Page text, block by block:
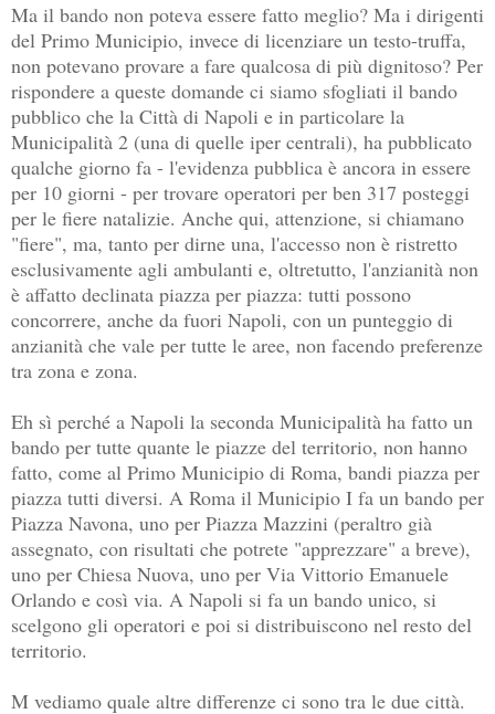
Ma il bando non poteva essere fatto meglio? Ma i dirigenti
del Primo Municipio, invece di licenziare un testo-truffa,
non potevano provare a fare qualcosa di più dignitoso? Per
rispondere a queste domande ci siamo sfogliati il bando
pubblico che la Città di Napoli e in particolare la
Municipalità 2 (una di quelle iper centrali), ha pubblicato
qualche giorno fa - l'evidenza pubblica è ancora in essere
per 10 giorni - per trovare operatori per ben 317 posteggi
per le fiere natalizie. Anche qui, attenzione, si chiamano
"fiere", ma, tanto per dirne una, l'accesso non è ristretto
esclusivamente agli ambulanti e, oltretutto, l'anzianità non
è affatto declinata piazza per piazza: tutti possono
concorrere, anche da fuori Napoli, con un punteggio di
anzianità che vale per tutte le aree, non facendo preferenze
tra zona e zona.
Eh sì perché a Napoli la seconda Municipalità ha fatto un
bando per tutte quante le piazze del territorio, non hanno
fatto, come al Primo Municipio di Roma, bandi piazza per
piazza tutti diversi. A Roma il Municipio I fa un bando per
Piazza Navona, uno per Piazza Mazzini (peraltro già
assegnato, con risultati che potrete "apprezzare" a breve),
uno per Chiesa Nuova, uno per Via Vittorio Emanuele
Orlando e così via. A Napoli si fa un bando unico, si
scelgono gli operatori e poi si distribuiscono nel resto del
territorio.
M vediamo quale altre differenze ci sono tra le due città.